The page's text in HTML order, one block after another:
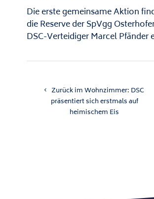
Die erste gemeinsame Aktion
die Reserve der SpVgg
DSC-Verteidiger Marcel Pfänder
Zurück im Wohnzimmer: DSC
präsentiert sich erstmals auf
heimischem Eis